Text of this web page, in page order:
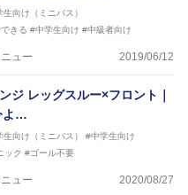
生向け（ミニバス）
きる #中学生向け #中級者向け
ュー 2019/06/12
ジ レッグスルー×フロント｜
よ…
生向け（ミニバス）
#中学生向け
ック #ゴール不要
ュー 2020/08/27